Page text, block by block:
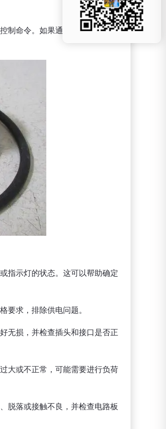
制命令。如果通信中出现问题，
指示灯的状态。这可以帮助确定
求，排除供电问题。
无损，并检查插头和接口是否正
大或不正常，可能需要进行负荷
脱落或接触不良，并检查电路板